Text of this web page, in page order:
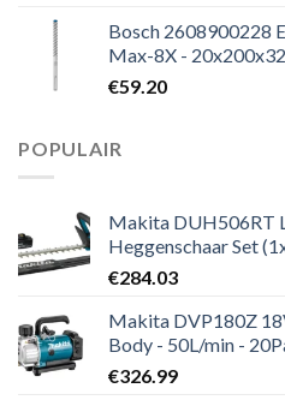
Bosch 2608900228
Max-8X -
€59.20
POPULAIR
Makita DUH506RT
Heggenschaar Set
€284.03
Makita DVP180Z
Body - 50L/min -
€326.99